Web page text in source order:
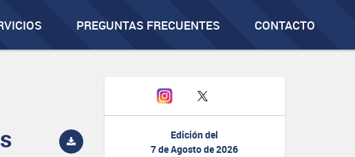
PREGUNTAS FRECUENTES CONTACTO
Edición del
7 de Agosto de 2026